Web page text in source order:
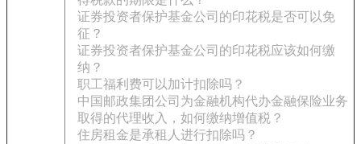
证券投资者保护基金公司的印花税是否可以免
征？
证券投资者保护基金公司的印花税应该如何缴
纳？
职工福利费可以加计扣除吗？
中国邮政集团公司为金融机构代办金融保险业务
取得的代理收入，如何缴纳增值税？
住房租金是承租人进行扣除吗？